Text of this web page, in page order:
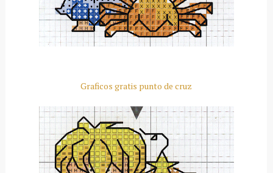
Graficos gratis punto de cruz